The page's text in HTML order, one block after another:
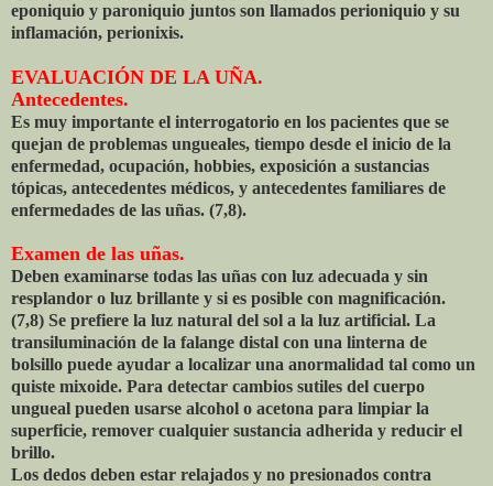
eponiquio y paroniquio juntos son llamados perioniquio y su
inflamación, perionixis.
EVALUACIÓN DE LA UÑA.
Antecedentes.
Es muy importante el interrogatorio en los pacientes que se
quejan de problemas ungueales, tiempo desde el inicio de la
enfermedad, ocupación, hobbies, exposición a sustancias
tópicas, antecedentes médicos, y antecedentes familiares de
enfermedades de las uñas. (7,8).
Examen de las uñas.
Deben examinarse todas las uñas con luz adecuada y sin
resplandor o luz brillante y si es posible con magnificación.
(7,8) Se prefiere la luz natural del sol a la luz artificial. La
transiluminación de la falange distal con una linterna de
bolsillo puede ayudar a localizar una anormalidad tal como un
quiste mixoide. Para detectar cambios sutiles del cuerpo
ungueal pueden usarse alcohol o acetona para limpiar la
superficie, remover cualquier sustancia adherida y reducir el
brillo.
Los dedos deben estar relajados y no presionados contra